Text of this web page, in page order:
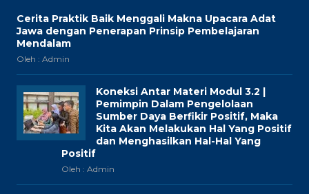
Cerita Praktik Baik Menggali Makna Upacara Adat
Jawa dengan Penerapan Prinsip Pembelajaran
Mendalam
Oleh : Admin
Koneksi Antar Materi Modul 3.2 |
Pemimpin Dalam Pengelolaan
Sumber Daya Berfikir Positif, Maka
Kita Akan Melakukan Hal Yang Positif
dan Menghasilkan Hal-Hal Yang
Positif
Oleh : Admin